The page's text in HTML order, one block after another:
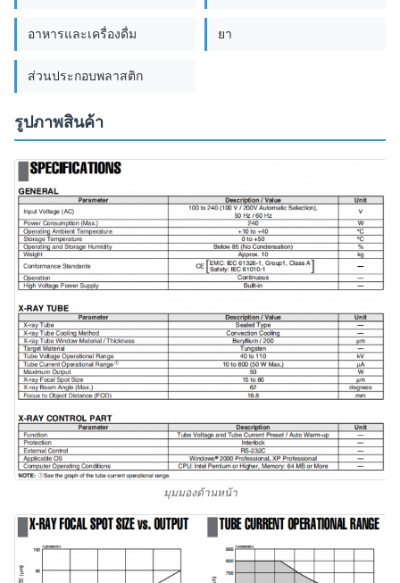
อาหารและเครื่องดื่ม ยา
ส่วนประกอบพลาสติก
รูปภาพสินค้า
มุมมองด้านหน้า